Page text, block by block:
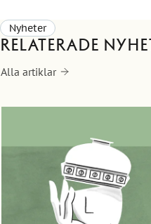
Nyheter
Relaterade
Alla artiklar